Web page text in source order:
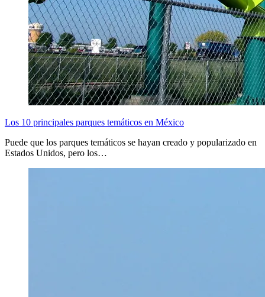
Los 10 principales parques temáticos en México
Puede que los parques temáticos se hayan creado y popularizado en
Estados Unidos, pero los…